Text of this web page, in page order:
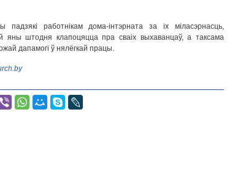
падзякі работнікам дома-інтэрната за іх міласэрнасць,
яны штодня клапоцяцца пра сваіх выхаванцаў, а таксама
дапамогі ў нялёгкай працы.